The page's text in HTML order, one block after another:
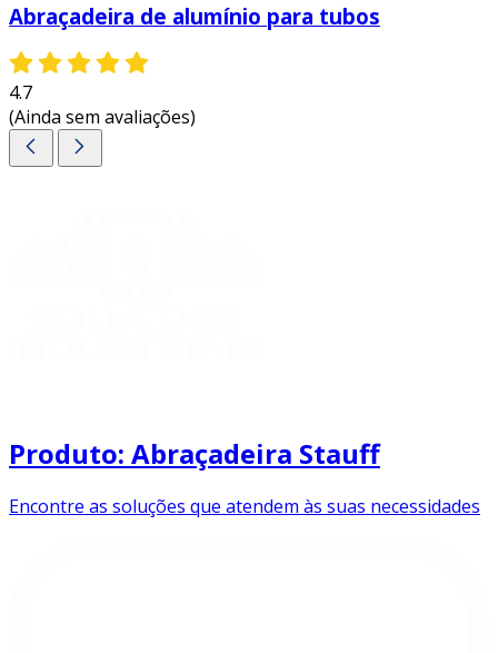
Abraçadeira de alumínio para tubos
4.7
(Ainda sem avaliações)
Produto: Abraçadeira Stauff
Encontre as soluções que atendem às suas necessidades